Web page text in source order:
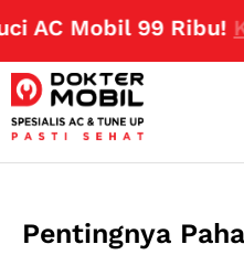
Mobil 99 Ribu!Klik
Pentingnya